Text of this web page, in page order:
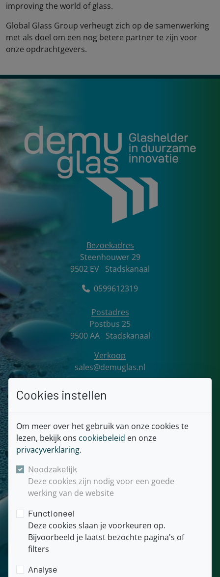
improving the world of glass.
Global Glass Group verheugt zich op de samenwerking
met als doel om een nog betere partner te zijn voor
onze opdrachtgevers.
DemuGlas BV
Bezoekadres
Steenhouwer 29
9502 EV Stadskanaal
0599612319
Postadres
Postbus 25
9500 AA
Stadskanaal
Verkoop
sales@demuglas.nl
Algemeen
info@demuglas.nl
KvK: 02062107
BTW: NL806604190.B.01
Snel naar
Downloads
Contact
Sitemap
Cookies instellen
Om meer over het gebruik van onze cookies te
lezen, bekijk ons cookiebeleid en onze
privacyverklaring.
Noodzakelijk
Deze cookies zijn nodig voor een goede
werking van de website
Functioneel
Deze cookies slaan je voorkeuren op.
Bijvoorbeeld je laatst bezochte pagina's of
filters
Analyse